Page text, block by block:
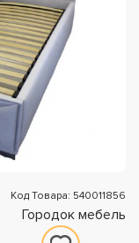
Код Товара: 540011856
Городок мебель